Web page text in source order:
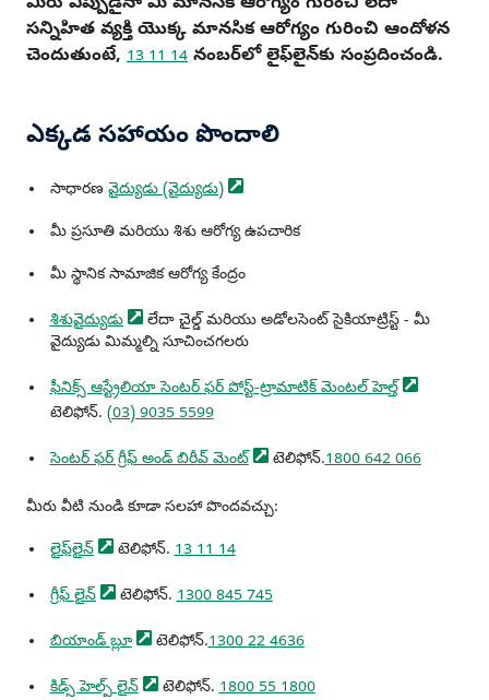
సన్నిహిత వ్యక్తి యొక్క మానసిక ఆరోగ్యం గురించి ఆందోళన
చెందుతుంటే, 13 11 14 నంబర్‌లో లైఫ్‌లైన్‌కు సంప్రదించండి.
ఎక్కడ సహాయం పొందాలి
సాధారణ వైద్యుడు (వైద్యుడు)
మీ ప్రసూతి మరియు శిశు ఆరోగ్య ఉపచారిక
మీ స్థానిక సామాజిక ఆరోగ్య కేంద్రం
శిశువైద్యుడు
లేదా చైల్డ్ మరియు అడోలసెంట్ సైకియాట్రిస్ట్ - మీ
వైద్యుడు మిమ్మల్ని సూచించగలరు
ఫీనిక్స్ ఆస్ట్రేలియా సెంటర్ ఫర్ పోస్ట్-ట్రామాటిక్ మెంటల్ హెల్త్
టెలిఫోన్. (03) 9035 5599
సెంటర్ ఫర్ గ్రీఫ్ అండ్ బిరీవ్ మెంట్ టెలిఫోన్.1800 642 066
మీరు వీటి నుండి కూడా సలహా పొందవచ్చు:
లైఫ్‌లైన్ టెలిఫోన్.13 11 14
గ్రీఫ్ లైన్ టెలిఫోన్.1300 845 745
బియాండ్ బ్లూ టెలిఫోన్.1300 22 4636
కిడ్స్ హెల్ప్ లైన్ టెలిఫోన్.1800 55 1800